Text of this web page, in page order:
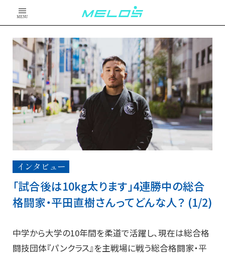
MENU
インタビュー
「試合後は10kg太ります」4連勝中の総合
格闘家・平田直樹さんってどんな人？ (1/2)
中学から大学の10年間を柔道で活躍し、現在は総合格
闘技団体『パンクラス』を主戦場に戦う総合格闘家・平